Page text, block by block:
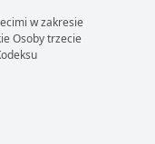
w zakresie
Osoby trzecie